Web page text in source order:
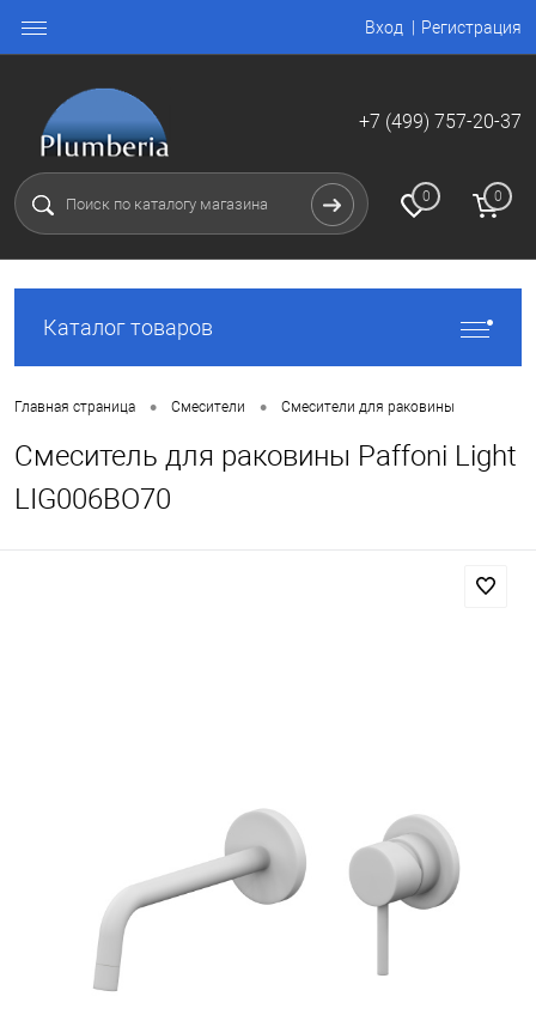
Вход Регистрация
+7 (499) 757-20-37
0 0
Каталог товаров
Главная страница • Смесители • Смесители для раковины
Смеситель для раковины Paffoni Light
LIG006BO70